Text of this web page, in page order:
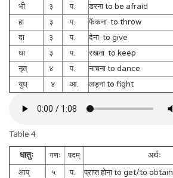
भी ३ प. डरना to be afraid
हा
३ प. फैंकना to throw
दा
३ प. देना to give
धा
३ प. रखना to keep
नृत्
४ प. नाचना to dance
युध्
४ आ. लड़ना to fight
Table 4
धातुः गणः पदम् अर्थः
आप् ५ प. प्राप्त होना to get/to obtain